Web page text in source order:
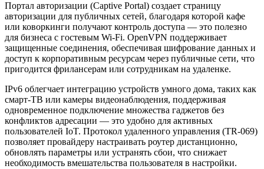
Портал авторизации (Captive Portal) создает страницу
авторизации для публичных сетей, благодаря которой кафе
или коворкинги получают контроль доступа — это полезно
для бизнеса с гостевым Wi-Fi. OpenVPN поддерживает
защищенные соединения, обеспечивая шифрование данных и
доступ к корпоративным ресурсам через публичные сети, что
пригодится фрилансерам или сотрудникам на удаленке.
IPv6 облегчает интеграцию устройств умного дома, таких как
смарт-ТВ или камеры видеонаблюдения, поддерживая
одновременное подключение множества гаджетов без
конфликтов адресации — это удобно для активных
пользователей IoT. Протокол удаленного управления (TR-069)
позволяет провайдеру настраивать роутер дистанционно,
обновлять параметры или устранять сбои, что снижает
необходимость вмешательства пользователя в настройки.